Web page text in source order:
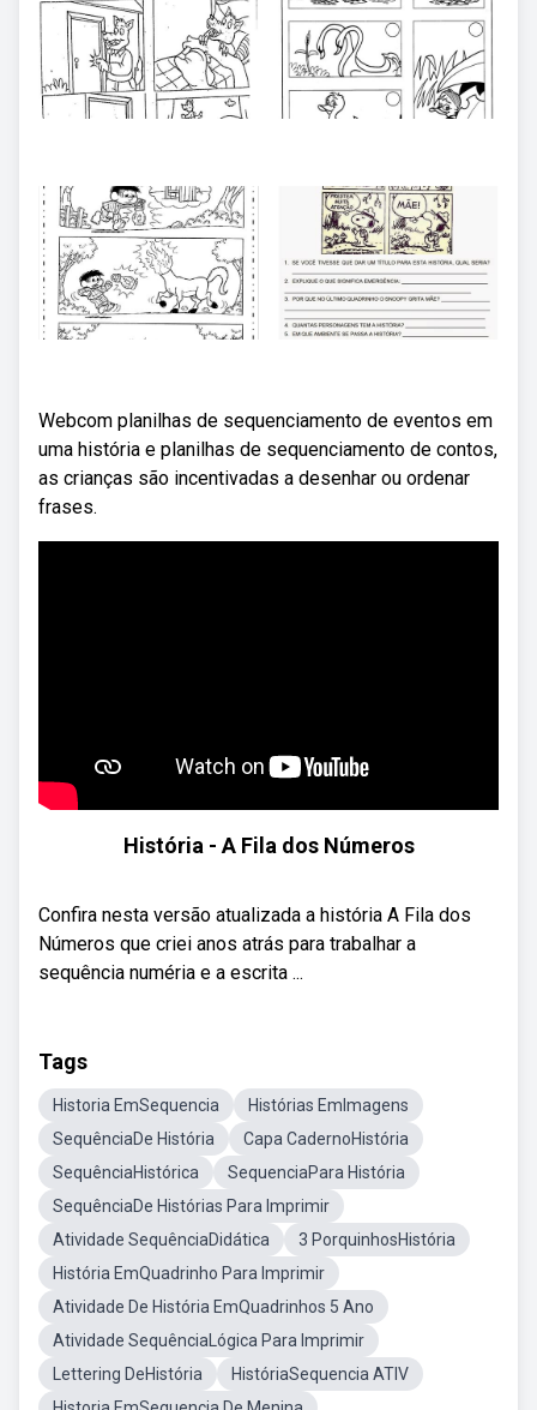
Webcom planilhas de sequenciamento de eventos em
uma história e planilhas de sequenciamento de contos,
as crianças são incentivadas a desenhar ou ordenar
frases.
História - A Fila dos Números
Confira nesta versão atualizada a história A Fila dos
Números que criei anos atrás para trabalhar a
sequência numéria e a escrita ...
Tags
Historia EmSequencia
Histórias EmImagens
SequênciaDe História
Capa CadernoHistória
SequênciaHistórica
SequenciaPara História
SequênciaDe Histórias Para Imprimir
Atividade SequênciaDidática
3 PorquinhosHistória
História EmQuadrinho Para Imprimir
Atividade De História EmQuadrinhos 5 Ano
Atividade SequênciaLógica Para Imprimir
Lettering DeHistória
HistóriaSequencia ATIV